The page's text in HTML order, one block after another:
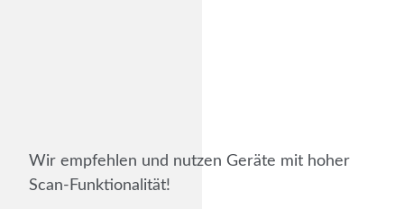
Wir empfehlen und nutzen Geräte mit hoher
Scan-Funktionalität!